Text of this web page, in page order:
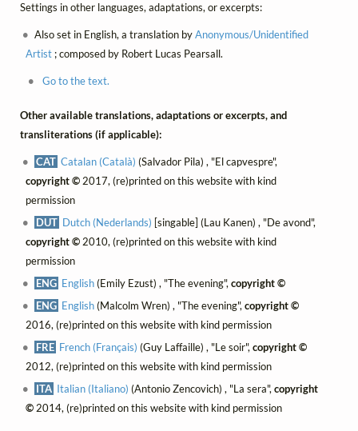
Settings in other languages, adaptations, or excerpts:
Also set in English, a translation byAnonymous/Unidentified
Artist; composed by Robert Lucas Pearsall.
Go to the text.
Other available translations, adaptations or excerpts, and
transliterations (if applicable):
CAT Catalan (Català) (Salvador Pila) , "El capvespre",
copyright ©2017, (re)printed on this website with kind
permission
DUT Dutch (Nederlands) [singable] (Lau Kanen) , "De avond",
copyright ©2010, (re)printed on this website with kind
permission
ENG English(Emily Ezust) , "The evening",copyright ©
ENG English(Malcolm Wren) , "The evening",copyright ©
2016, (re)printed on this website with kind permission
FRE French (Français) (Guy Laffaille) , "Le soir",copyright ©
2012, (re)printed on this website with kind permission
ITA Italian (Italiano) (Antonio Zencovich) , "La sera",copyright
©2014, (re)printed on this website with kind permission